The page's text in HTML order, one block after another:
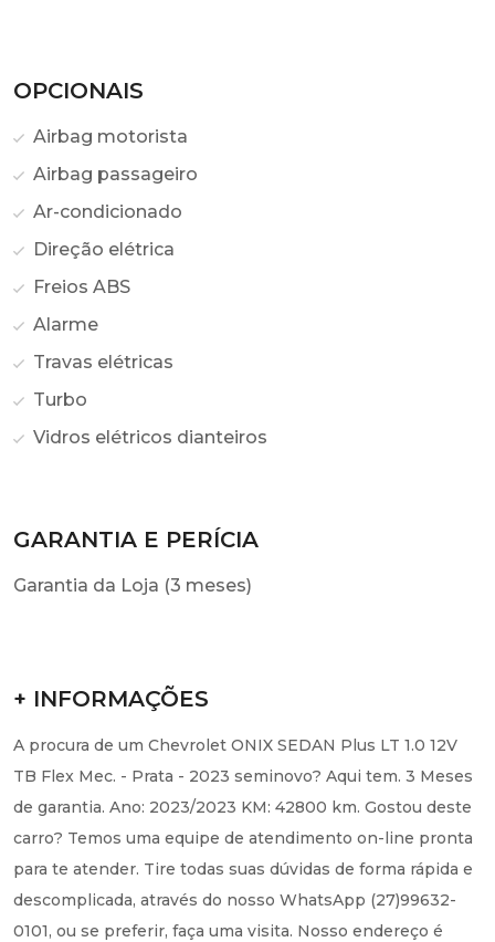
OPCIONAIS
Airbag motorista
Airbag passageiro
Ar-condicionado
Direção elétrica
Freios ABS
Alarme
Travas elétricas
Turbo
Vidros elétricos dianteiros
GARANTIA E PERÍCIA
Garantia da Loja (3 meses)
+ INFORMAÇÕES
A procura de um Chevrolet ONIX SEDAN Plus LT 1.0 12V
TB Flex Mec. - Prata - 2023 seminovo? Aqui tem. 3 Meses
de garantia. Ano: 2023/2023 KM: 42800 km. Gostou deste
carro? Temos uma equipe de atendimento on-line pronta
para te atender. Tire todas suas dúvidas de forma rápida e
descomplicada, através do nosso WhatsApp (27)99632-
0101, ou se preferir, faça uma visita. Nosso endereço é